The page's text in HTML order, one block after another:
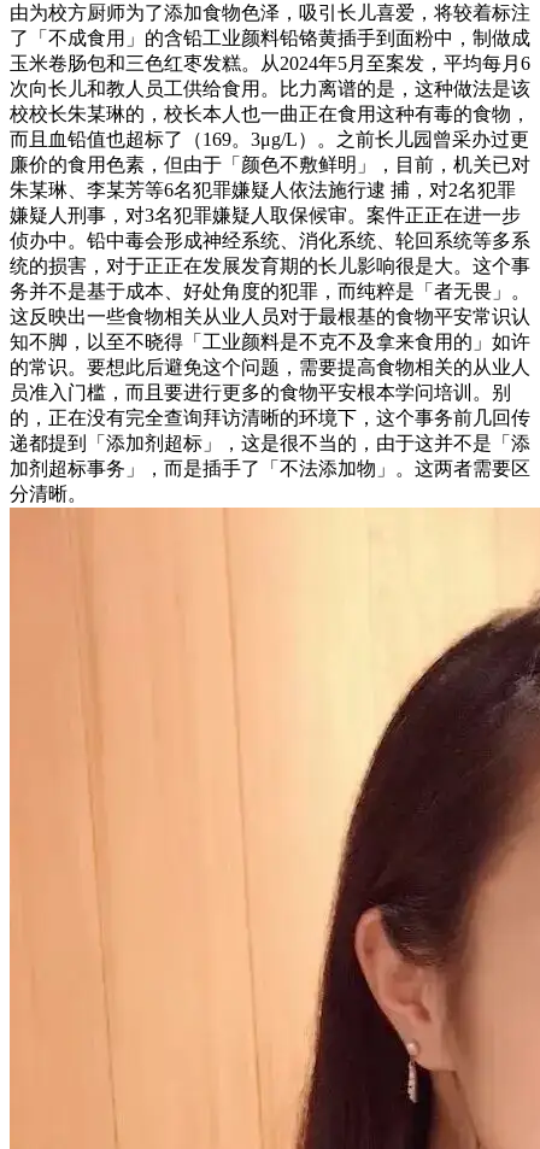
由为校方厨师为了添加食物色泽，吸引长儿喜爱，将较着标注
了「不成食用」的含铅工业颜料铅铬黄插手到面粉中，制做成
玉米卷肠包和三色红枣发糕。从2024年5月至案发，平均每月6
次向长儿和教人员工供给食用。比力离谱的是，这种做法是该
校校长朱某琳的，校长本人也一曲正在食用这种有毒的食物，
而且血铅值也超标了（169。3μg/L）。之前长儿园曾采办过更
廉价的食用色素，但由于「颜色不敷鲜明」，目前，机关已对
朱某琳、李某芳等6名犯罪嫌疑人依法施行逮 捕，对2名犯罪
嫌疑人刑事，对3名犯罪嫌疑人取保候审。案件正正在进一步
侦办中。铅中毒会形成神经系统、消化系统、轮回系统等多系
统的损害，对于正正在发展发育期的长儿影响很是大。这个事
务并不是基于成本、好处角度的犯罪，而纯粹是「者无畏」。
这反映出一些食物相关从业人员对于最根基的食物平安常识认
知不脚，以至不晓得「工业颜料是不克不及拿来食用的」如许
的常识。要想此后避免这个问题，需要提高食物相关的从业人
员准入门槛，而且要进行更多的食物平安根本学问培训。别
的，正在没有完全查询拜访清晰的环境下，这个事务前几回传
递都提到「添加剂超标」，这是很不当的，由于这并不是「添
加剂超标事务」，而是插手了「不法添加物」。这两者需要区
分清晰。